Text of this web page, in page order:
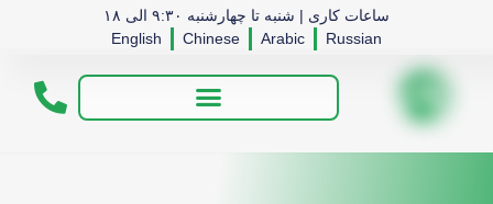
ساعات کاری | شنبه تا چهارشنبه ۹:۳۰ الی ۱۸
Russian
Arabic
Chinese
English